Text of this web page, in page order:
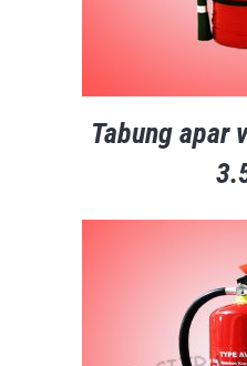
Tabung apar